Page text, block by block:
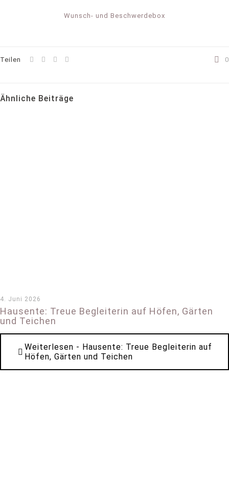
Wunsch- und Beschwerdebox
Teilen 0
Ähnliche Beiträge
4. Juni 2026
Hausente: Treue Begleiterin auf Höfen, Gärten
und Teichen
Weiterlesen - Hausente: Treue Begleiterin auf
Höfen, Gärten und Teichen